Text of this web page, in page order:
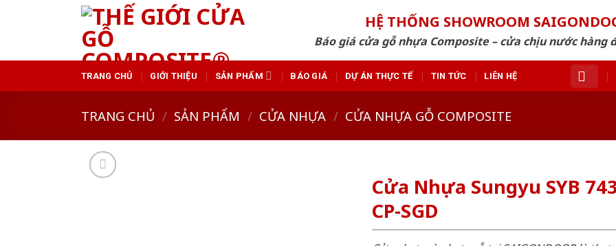
HỆ THỐNG SHOWROOM
Báo giá cửa gỗ nhựa Composite – cửa chịu nước hàng
TRANG CHỦ GIỚI THIỆU SẢN PHẨM BÁO GIÁ DỰ ÁN THỰC TẾ TIN TỨC LIÊN HỆ
TRANG CHỦ / SẢN PHẨM / CỬA NHỰA / CỬA NHỰA GỖ COMPOSITE
Cửa Nhựa Sungyu SYB
CP-SGD